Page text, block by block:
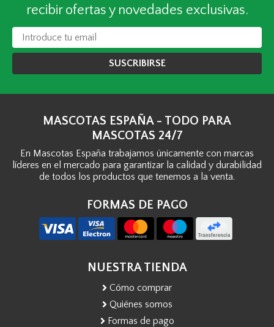
recibir ofertas y novedades exclusivas.
SUSCRIBIRSE
MASCOTAS ESPAÑA - TODO PARA
MASCOTAS 24/7
En Mascotas España trabajamos únicamente con marcas
líderes en el mercado para garantizar la calidad y durabilidad
de todos los productos que tenemos a la venta.
FORMAS DE PAGO
NUESTRA TIENDA
Cómo comprar
Quiénes somos
Formas de pago